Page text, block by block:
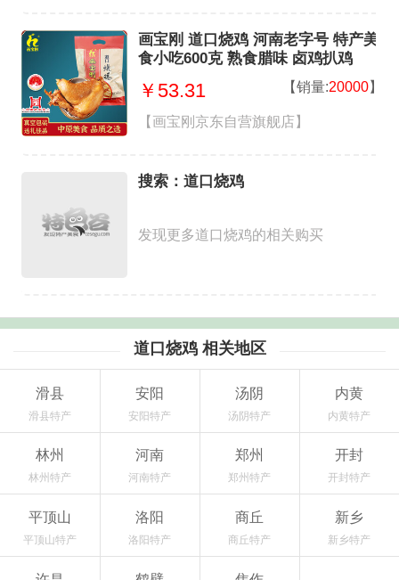
画宝刚 道口烧鸡 河南老字号 特产美
食小吃600克 熟食腊味 卤鸡扒鸡
￥53.31 【销量:20000】
【画宝刚京东自营旗舰店】
搜索：道口烧鸡
发现更多道口烧鸡的相关购买
道口烧鸡 相关地区
滑县
滑县特产
安阳
安阳特产
汤阴
汤阴特产
内黄
内黄特产
林州
林州特产
河南
河南特产
郑州
郑州特产
开封
开封特产
平顶山
平顶山特产
洛阳
洛阳特产
商丘
商丘特产
新乡
新乡特产